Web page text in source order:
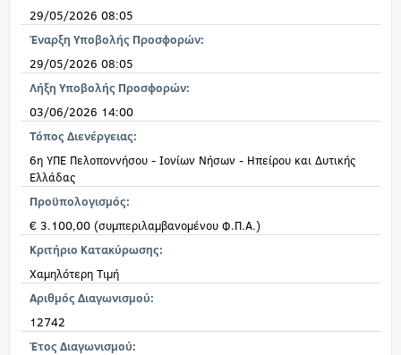
29/05/2026 08:05
Έναρξη Υποβολής Προσφορών:
29/05/2026 08:05
Λήξη Υποβολής Προσφορών:
03/06/2026 14:00
Τόπος Διενέργειας:
6η ΥΠΕ Πελοποννήσου - Ιονίων Νήσων - Ηπείρου και Δυτικής
Ελλάδας
Προϋπολογισμός:
€ 3.100,00 (συμπεριλαμβανομένου Φ.Π.Α.)
Κριτήριο Κατακύρωσης:
Χαμηλότερη Τιμή
Αριθμός Διαγωνισμού:
12742
Έτος Διαγωνισμού: